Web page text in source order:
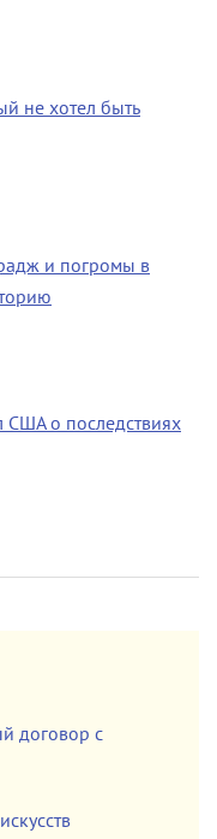
не хотел быть
и погромы в
США о последствиях
договор с